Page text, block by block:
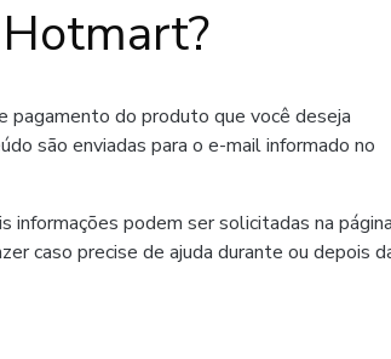
pagamento do produto que você deseja
são enviadas para o e-mail informado no
podem ser solicitadas na
caso precise de ajuda durante ou depois